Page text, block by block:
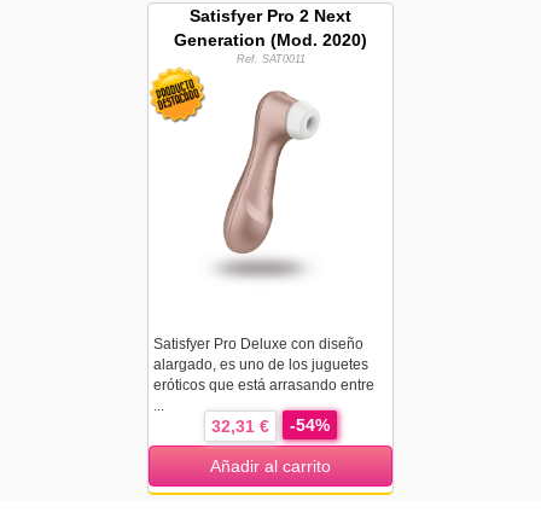
Satisfyer Pro 2 Next
Generation (Mod. 2020)
Ref. SAT0011
Satisfyer Pro Deluxe con diseño
alargado, es uno de los juguetes
eróticos que está arrasando entre
...
32,31 € -54%
Añadir al carrito